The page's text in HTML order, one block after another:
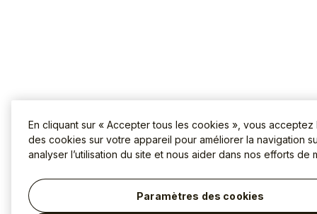
En cliquant sur « Accepter tous les cookies », vous
des cookies sur votre appareil pour améliorer la navigation
analyser l’utilisation du site et nous aider dans nos efforts de
Paramètres des cookies